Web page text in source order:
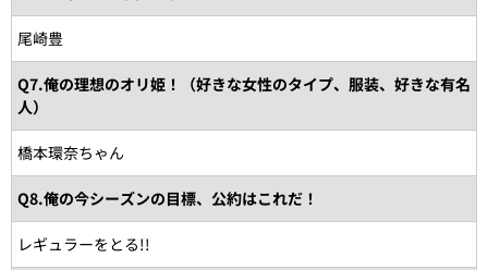
尾崎豊
Q7.俺の理想のオリ姫！（好きな女性のタイプ、服装、好きな有名
人）
橋本環奈ちゃん
Q8.俺の今シーズンの目標、公約はこれだ！
レギュラーをとる!!